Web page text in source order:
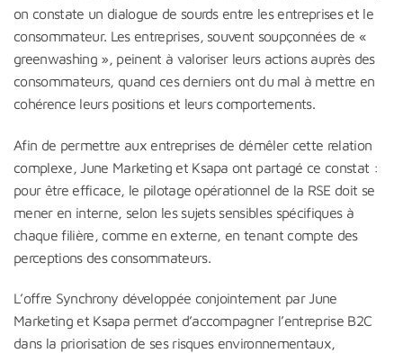
on constate un dialogue de sourds entre les entreprises et le
consommateur. Les entreprises, souvent soupçonnées de «
greenwashing », peinent à valoriser leurs actions auprès des
consommateurs, quand ces derniers ont du mal à mettre en
cohérence leurs positions et leurs comportements.
Afin de permettre aux entreprises de démêler cette relation
complexe, June Marketing et Ksapa ont partagé ce constat :
pour être efficace, le pilotage opérationnel de la RSE doit se
mener en interne, selon les sujets sensibles spécifiques à
chaque filière, comme en externe, en tenant compte des
perceptions des consommateurs.
L’offre Synchrony développée conjointement par June
Marketing et Ksapa permet d’accompagner l’entreprise B2C
dans la priorisation de ses risques environnementaux,